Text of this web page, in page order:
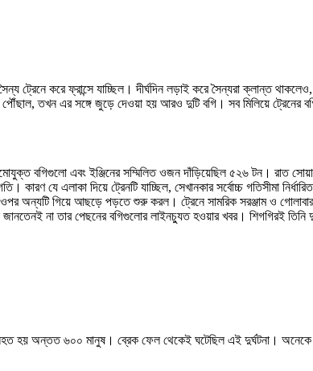
ট্রেনে করে ফ্রান্সে যাচ্ছিল। দীর্ঘদিন লড়াই করে সৈন্যরা ক্লান্ত
পৌঁছাল, তখন এর সঙ্গে জুড়ে দেওয়া হয় আরও দুটি বগি। সব মিলিয়ে ট্রেনের
বগিগুলো এবং ইঞ্জিনের সম্মিলিত ওজন দাঁড়িয়েছিল ৫২৬ টন। রাত
যে এলাকা দিয়ে ট্রেনটি যাচ্ছিল, সেখানকার সর্বোচ্চ গতিসীমা
অন্যটি গিয়ে আছড়ে পড়তে শুরু করল। ট্রেনে সামরিক সরঞ্জাম ও
না তার পেছনের বগিগুলোর লাইনচ্যুত হওয়ার খবর। শিগগিরই তিনি
হয় অন্তত ৬০০ মানুষ। ব্রেক ফেল থেকেই ঘটেছিল এই দুর্ঘটনা।